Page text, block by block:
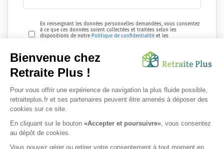
En renseignant les données personnelles demandées, vous consentez
à ce que ces données soient collectées et traitées selon les
dispositions de notre Politique de confidentialité et les
Envoyer ma demande
Nous vous informons de l'existence de la liste d'opposition au
démarchage téléphonique. Inscription sur